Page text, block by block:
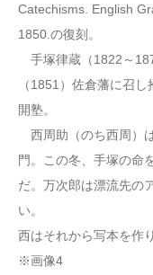
Catechisms. English
1850.の復刻。
手塚律蔵（1822～
（1851）佐倉藩に召
開塾。
西周助（のち西周）
門。この冬、手塚の命
だ。万次郎は漂流先の
い。
西はそれから写本を作
※画像4